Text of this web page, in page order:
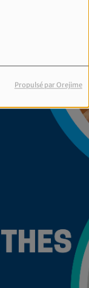
Propulsé par Orejime